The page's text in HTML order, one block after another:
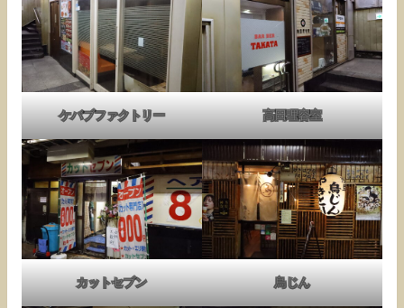
ケバブファクトリー 高田理容室
カットセブン 鳥じん